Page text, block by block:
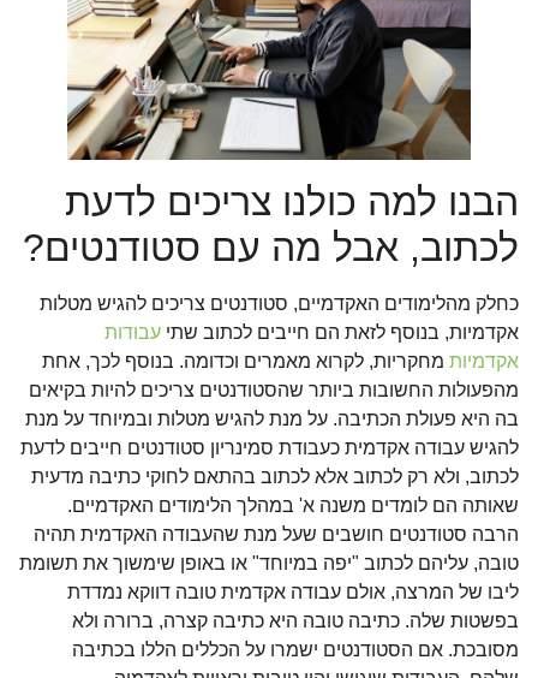
הבנו למה כולנו צריכים לדעת
לכתוב, אבל מה עם סטודנטים?
כחלק מהלימודים האקדמיים, סטודנטים צריכים להגיש מטלות
אקדמיות, בנוסף לזאת הם חייבים לכתוב שתי עבודות
אקדמיות מחקריות, לקרוא מאמרים וכדומה. בנוסף לכך, אחת
מהפעולות החשובות ביותר שהסטודנטים צריכים להיות בקיאים
בה היא פעולת הכתיבה. על מנת להגיש מטלות ובמיוחד על מנת
להגיש עבודה אקדמית כעבודת סמינריון סטודנטים חייבים לדעת
לכתוב, ולא רק לכתוב אלא לכתוב בהתאם לחוקי כתיבה מדעית
שאותה הם לומדים משנה א' במהלך הלימודים האקדמיים.
הרבה סטודנטים חושבים שעל מנת שהעבודה האקדמית תהיה
טובה, עליהם לכתוב "יפה במיוחד" או באופן שימשוך את תשומת
ליבו של המרצה, אולם עבודה אקדמית טובה דווקא נמדדת
בפשטות שלה. כתיבה טובה היא כתיבה קצרה, ברורה ולא
מסובכת. אם הסטודנטים ישמרו על הכללים הללו בכתיבה